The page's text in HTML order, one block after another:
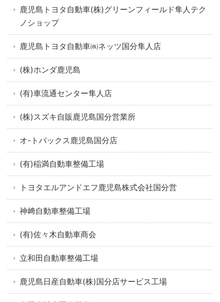
鹿児島トヨタ自動車(株)グリーンフィールド隼人テク
ノショップ
鹿児島トヨタ自動車㈱ネッツ国分隼人店
(株)ホンダ鹿児島
(有)車流通センター隼人店
(株)スズキ自販鹿児島国分営業所
オ-トバックス鹿児島国分店
(有)稲満自動車整備工場
トヨタエルアンドエフ鹿児島株式会社国分営
神﨑自動車整備工場
(有)佐々木自動車商会
立和田自動車整備工場
鹿児島日産自動車(株)国分店サービス工場